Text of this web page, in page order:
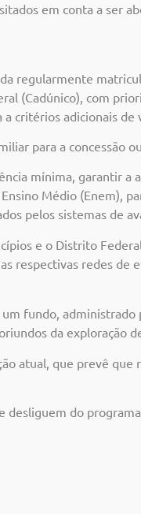
em conta a ser
regularmente
(Cadúnico), com
critérios adicionais
para a concessão
mínima, garantir
Médio (Enem),
pelos sistemas
e o Distrito
respectivas redes de
fundo,
da exploração
atual, que prevê
desliguem do